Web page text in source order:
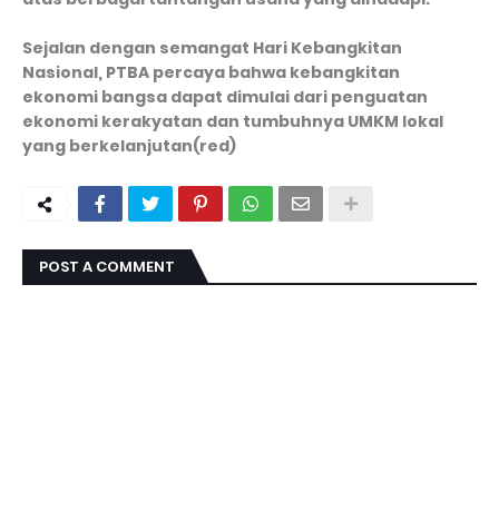
Sejalan dengan semangat Hari Kebangkitan
Nasional, PTBA percaya bahwa kebangkitan
ekonomi bangsa dapat dimulai dari penguatan
ekonomi kerakyatan dan tumbuhnya UMKM lokal
yang berkelanjutan(red)
POST A COMMENT